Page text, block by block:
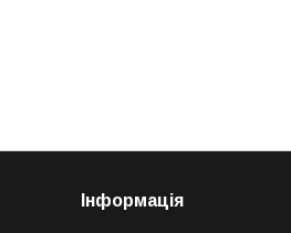
Інформація